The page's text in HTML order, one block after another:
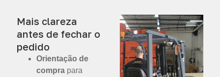
Mais clareza
antes de fechar o
pedido
Orientação de
compra para